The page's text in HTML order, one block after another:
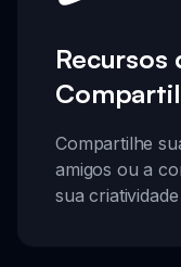
Recursos
Compartilhe
amigos ou a
sua